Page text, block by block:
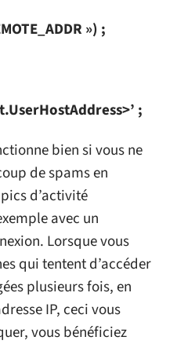
») ;
;
bien si vous ne
de spams en
d’activité
avec un
Lorsque vous
qui tentent d’accéder
plusieurs fois, en
IP, ceci vous
vous bénéficiez